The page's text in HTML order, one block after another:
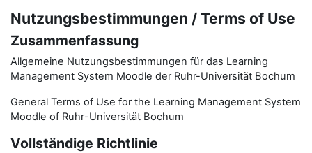
Nutzungsbestimmungen / Terms of Use
Zusammenfassung
Allgemeine Nutzungsbestimmungen für das Learning
Management System Moodle der Ruhr-Universität Bochum
General Terms of Use for the Learning Management System
Moodle of Ruhr-Universität Bochum
Vollständige Richtlinie